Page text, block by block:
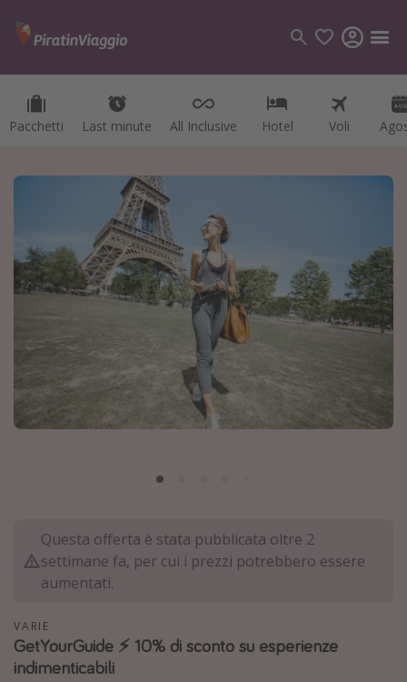
Pacchetti Last minute All Inclusive Hotel Voli
Categorie
Crociere
Tutte le destinazioni
Italia
Albania
Grecia
Malta
Canarie
Tipo di vacanza
Questa offerta è stata pubblicata oltre 2
settimane fa, per cui i prezzi potrebbero essere
aumentati.
VARIE
GetYourGuide ⚡️ 10% di sconto su esperienze
indimenticabili